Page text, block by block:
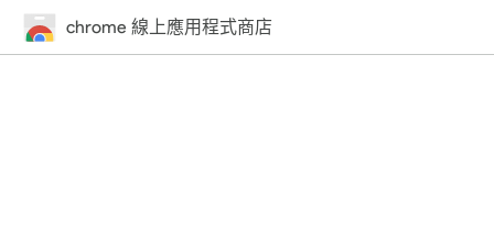
chrome 線上應用程式商店